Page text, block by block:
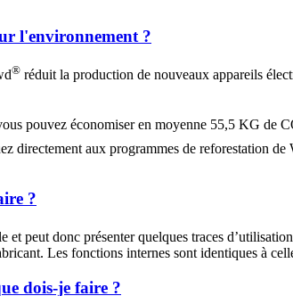
l'environnement ?
® réduit la production de nouveaux appareils
pouvez économiser en moyenne 55,5 KG de
directement aux programmes de reforestation
?
et peut donc présenter quelques traces
Les fonctions internes sont identiques à
dois-je faire ?